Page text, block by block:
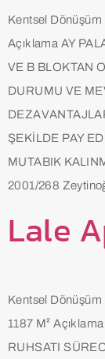
Kentsel Dönüşüm
Açıklama AY
VE B BLOKTAN
DURUMU VE
ŞEKİLDE PAY
MUTABIK
2001/268
Lale
Kentsel Dönüşüm
1187 M²
RUHSATI